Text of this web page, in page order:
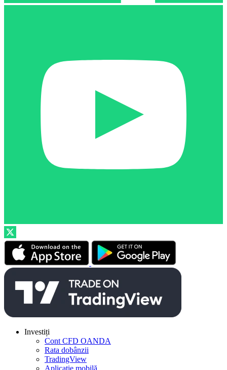
Investiți
Cont CFD OANDA
Rata dobânzii
TradingView